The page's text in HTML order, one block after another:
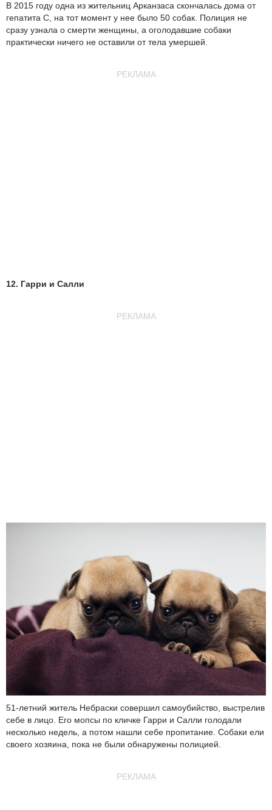
В 2015 году одна из жительниц Арканзаса скончалась дома от
гепатита С, на тот момент у нее было 50 собак. Полиция не
сразу узнала о смерти женщины, а оголодавшие собаки
практически ничего не оставили от тела умершей.
РЕКЛАМА
12. Гарри и Салли
РЕКЛАМА
51-летний житель Небраски совершил самоубийство, выстрелив
себе в лицо. Его мопсы по кличке Гарри и Салли голодали
несколько недель, а потом нашли себе пропитание. Собаки ели
своего хозяина, пока не были обнаружены полицией.
РЕКЛАМА